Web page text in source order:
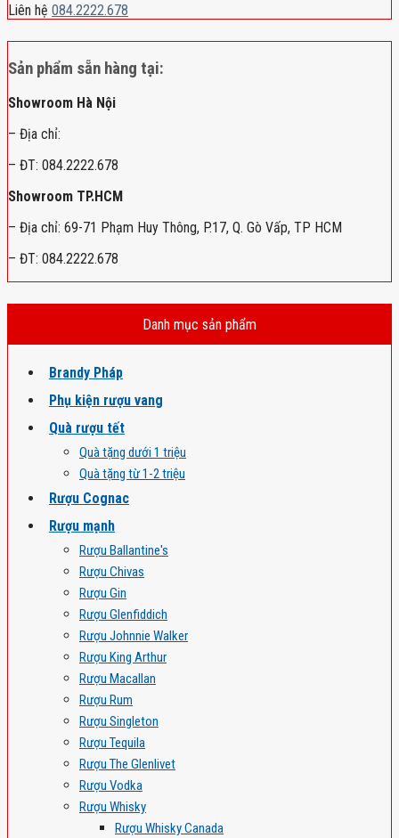
Liên hệ 084.2222.678
Sản phẩm sẵn hàng tại:
Showroom Hà Nội
– Địa chỉ:
– ĐT: 084.2222.678
Showroom TP.HCM
– Địa chỉ: 69-71 Phạm Huy Thông, P.17, Q. Gò Vấp, TP HCM
– ĐT: 084.2222.678
Danh mục sản phẩm
Brandy Pháp
Phụ kiện rượu vang
Quà rượu tết
Quà tặng dưới 1 triệu
Quà tặng từ 1-2 triệu
Rượu Cognac
Rượu mạnh
Rượu Ballantine's
Rượu Chivas
Rượu Gin
Rượu Glenfiddich
Rượu Johnnie Walker
Rượu King Arthur
Rượu Macallan
Rượu Rum
Rượu Singleton
Rượu Tequila
Rượu The Glenlivet
Rượu Vodka
Rượu Whisky
Rượu Whisky Canada